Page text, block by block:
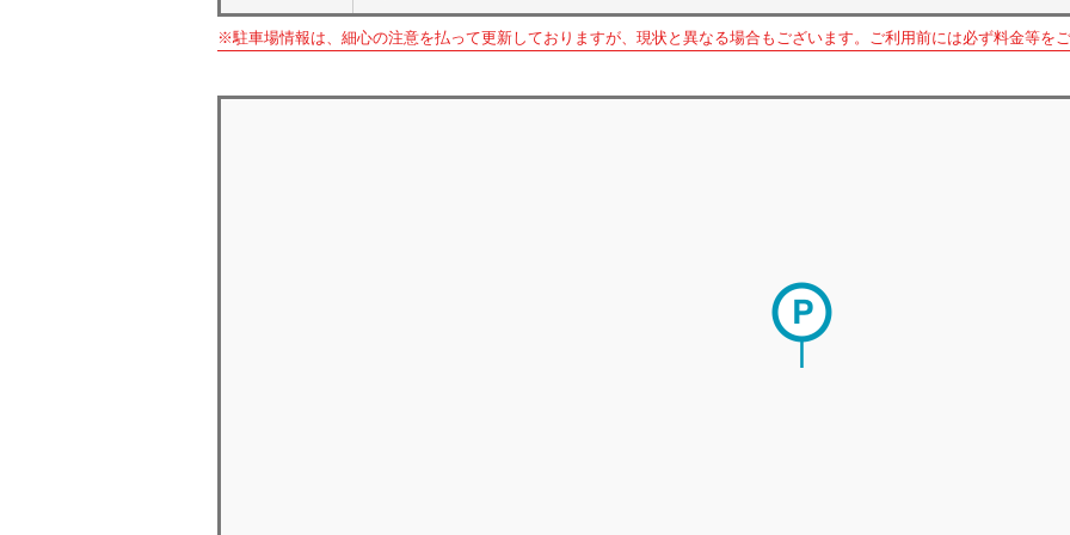
※駐車場情報は、細心の注意を払って更新しておりますが、現状と異なる場合もございます。ご利用前には必ず料金等をご